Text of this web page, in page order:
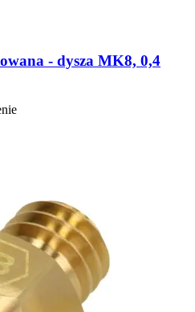
-​ dysza MK8, 0,4